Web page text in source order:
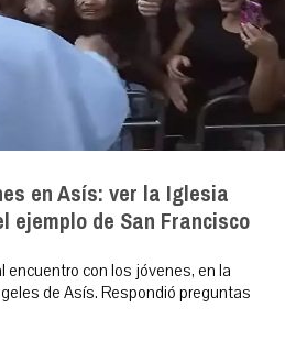
en Asís: ver la Iglesia
ejemplo de San Francisco
encuentro con los jóvenes, en la
de Asís. Respondió preguntas